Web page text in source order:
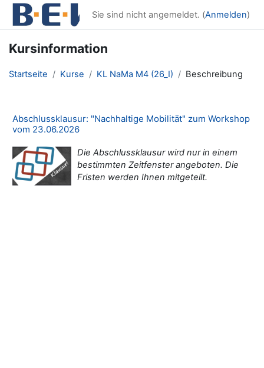
Zum Hauptinhalt
Sie sind nicht angemeldet. (Anmelden)
Kursinformation
Startseite Kurse KL NaMa M4 (26_I) Beschreibung
Abschlussklausur: "Nachhaltige Mobilität" zum Workshop
vom 23.06.2026
Die Abschlussklausur wird nur in einem
bestimmten Zeitfenster angeboten. Die
Fristen werden Ihnen mitgeteilt.